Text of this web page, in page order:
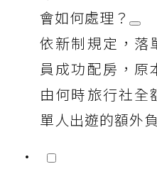
會如何處理？
依新制規定，落
員成功配房，原
由何時旅行社全
單人出遊的額外